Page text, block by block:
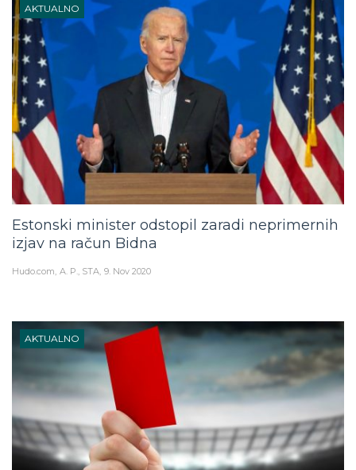
AKTUALNO
Estonski minister odstopil zaradi neprimernih
izjav na račun Bidna
Hudo.com A. P., STA 9. Nov 2020
AKTUALNO